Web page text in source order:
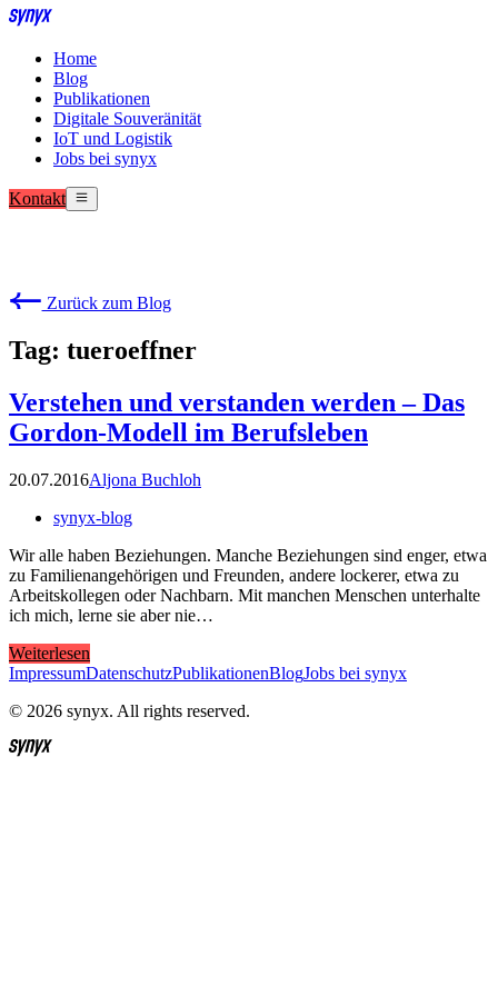
Home
Blog
Publikationen
Digitale Souveränität
IoT und Logistik
Jobs bei synyx
Kontakt
Zurück zum Blog
Tag: tueroeffner
Verstehen und verstanden werden – Das
Gordon-Modell im Berufsleben
20.07.2016Aljona Buchloh
synyx-blog
Wir alle haben Beziehungen. Manche Beziehungen sind enger, etwa
zu Familienangehörigen und Freunden, andere lockerer, etwa zu
Arbeitskollegen oder Nachbarn. Mit manchen Menschen unterhalte
ich mich, lerne sie aber nie…
Weiterlesen
ImpressumDatenschutzPublikationenBlogJobs bei synyx
© 2026 synyx. All rights reserved.